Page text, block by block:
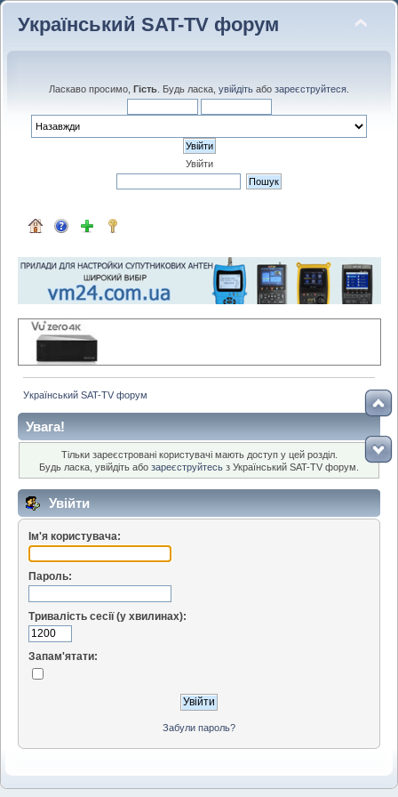
Український SAT-TV форум
Ласкаво просимо, Гість . Будь ласка, увійдіть або зареєструйтеся
Увійти
Український SAT-TV форум
Увага!
Тільки зареєстровані користувачі мають доступ у цей розділ.
Будь ласка, увійдіть або зареєструйтесь з Український SAT-TV форум.
Увійти
Ім'я користувача:
Пароль:
Тривалість сесії (у хвилинах):
Запам'ятати:
Забули пароль?